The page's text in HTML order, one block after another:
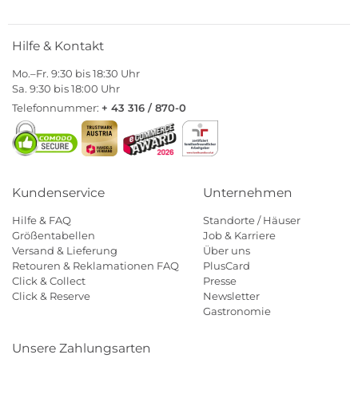
Hilfe & Kontakt
Mo.–Fr. 9:30 bis 18:30 Uhr
Sa. 9:30 bis 18:00 Uhr
Telefonnummer: + 43 316 / 870-0
Kundenservice
Hilfe & FAQ
Größentabellen
Versand & Lieferung
Retouren & Reklamationen FAQ
Click & Collect
Click & Reserve
Unternehmen
Standorte / Häuser
Job & Karriere
Über uns
PlusCard
Presse
Newsletter
Gastronomie
Unsere Zahlungsarten